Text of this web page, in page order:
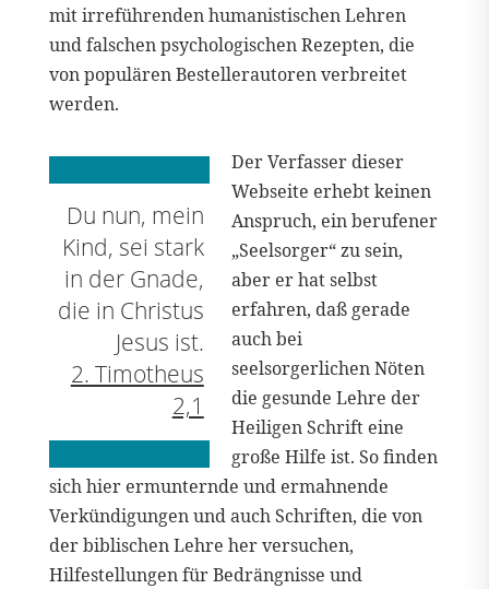
mit irreführenden humanistischen Lehren
und falschen psychologischen Rezepten, die
von populären Bestellerautoren verbreitet
werden.
Du nun, mein
Kind, sei stark
in der Gnade,
die in Christus
Jesus ist.
2. Timotheus
2,1
Der Verfasser dieser
Webseite erhebt keinen
Anspruch, ein berufener
„Seelsorger“ zu sein,
aber er hat selbst
erfahren, daß gerade
auch bei
seelsorgerlichen Nöten
die gesunde Lehre der
Heiligen Schrift eine
große Hilfe ist. So finden
sich hier ermunternde und ermahnende
Verkündigungen und auch Schriften, die von
der biblischen Lehre her versuchen,
Hilfestellungen für Bedrängnisse und